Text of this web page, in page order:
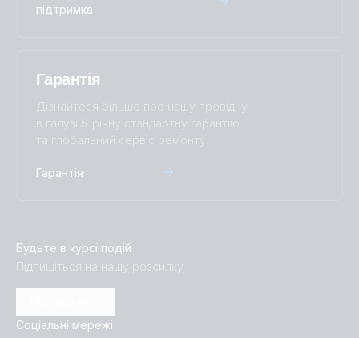
підтримка
Гарантія
Дізнайтеся більше про нашу провідну
в галузі 5-річну стандартну гарантію
та глобальний сервіс ремонту.
Гарантія
Будьте в курсі подій
Підпишіться на нашу розсилку
Соціальні мережі